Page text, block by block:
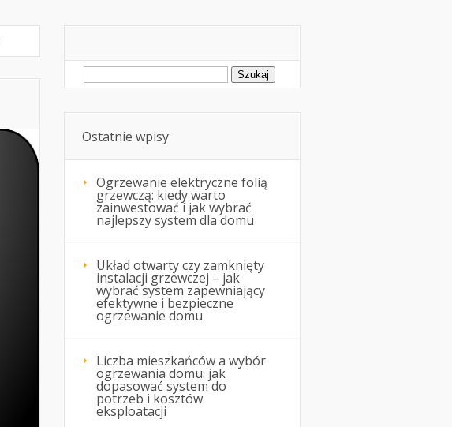
Szukaj:
Ostatnie wpisy
Ogrzewanie elektryczne folią
grzewczą: kiedy warto
zainwestować i jak wybrać
najlepszy system dla domu
Układ otwarty czy zamknięty
instalacji grzewczej – jak
wybrać system zapewniający
efektywne i bezpieczne
ogrzewanie domu
Liczba mieszkańców a wybór
ogrzewania domu: jak
dopasować system do
potrzeb i kosztów
eksploatacji